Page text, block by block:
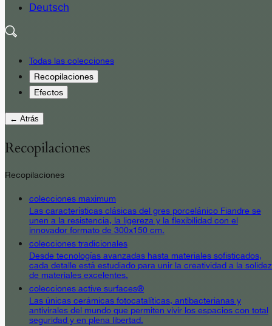
Deutsch
Todas las colecciones
Recopilaciones
Efectos
← Atrás
Recopilaciones
Recopilaciones
colecciones maximum
Las características clásicas del gres porcelánico Fiandre se
unen a la resistencia, la ligereza y la flexibilidad con el
innovador formato de 300x150 cm.
colecciones tradicionales
Desde tecnologías avanzadas hasta materiales sofisticados,
cada detalle está estudiado para unir la creatividad a la solidez
de materiales excelentes.
colecciones active surfaces®
Las únicas cerámicas fotocatalíticas, antibacterianas y
antivirales del mundo que permiten vivir los espacios con total
seguridad y en plena libertad.